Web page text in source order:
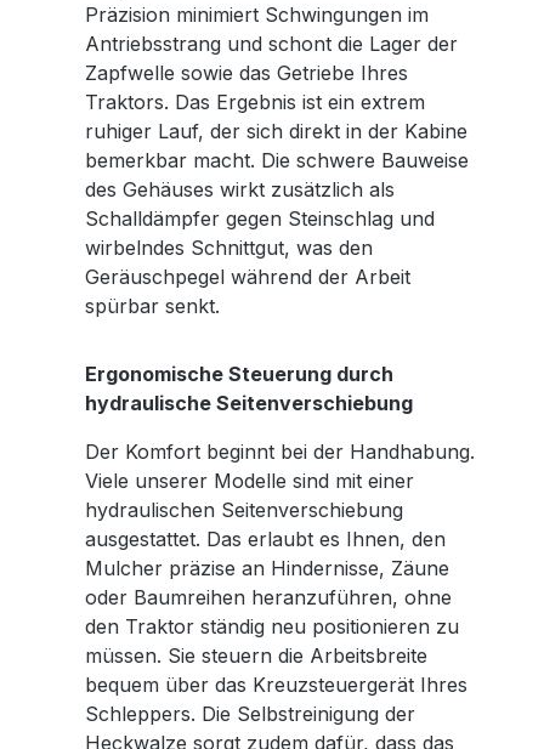
Präzision minimiert Schwingungen im
Antriebsstrang und schont die Lager der
Zapfwelle sowie das Getriebe Ihres
Traktors. Das Ergebnis ist ein extrem
ruhiger Lauf, der sich direkt in der Kabine
bemerkbar macht. Die schwere Bauweise
des Gehäuses wirkt zusätzlich als
Schalldämpfer gegen Steinschlag und
wirbelndes Schnittgut, was den
Geräuschpegel während der Arbeit
spürbar senkt.
Ergonomische Steuerung durch
hydraulische Seitenverschiebung
Der Komfort beginnt bei der Handhabung.
Viele unserer Modelle sind mit einer
hydraulischen Seitenverschiebung
ausgestattet. Das erlaubt es Ihnen, den
Mulcher präzise an Hindernisse, Zäune
oder Baumreihen heranzuführen, ohne
den Traktor ständig neu positionieren zu
müssen. Sie steuern die Arbeitsbreite
bequem über das Kreuzsteuergerät Ihres
Schleppers. Die Selbstreinigung der
Heckwalze sorgt zudem dafür, dass das